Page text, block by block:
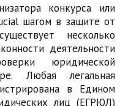
конкурса или
шагом в защите от
несколько
деятельности
юридической
Любая легальная
в Едином
лиц (ЕГРЮЛ)